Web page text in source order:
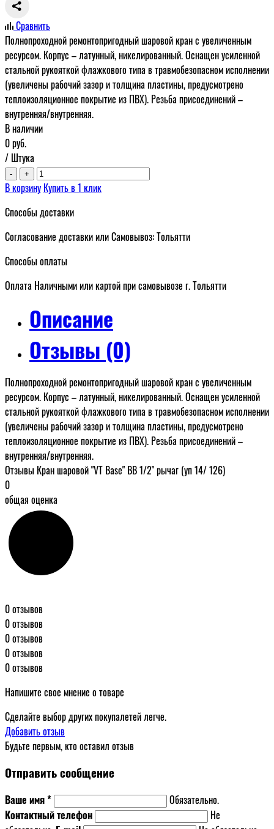
Сравнить
Полнопроходной ремонтопригодный шаровой кран с увеличенным
ресурсом. Корпус – латунный, никелированный. Оснащен усиленной
стальной рукояткой флажкового типа в травмобезопасном исполнении
(увеличены рабочий зазор и толщина пластины, предусмотрено
теплоизоляционное покрытие из ПВХ). Резьба присоединений –
внутренняя/внутренняя.
В наличии
0руб.
/ Штука
- +
В корзину Купить в 1 клик
Способы доставки
Согласование доставки или Самовывоз: Тольятти
Способы оплаты
Оплата Наличными или картой при самовывозе г. Тольятти
Описание
Отзывы (0)
Полнопроходной ремонтопригодный шаровой кран с увеличенным
ресурсом. Корпус – латунный, никелированный. Оснащен усиленной
стальной рукояткой флажкового типа в травмобезопасном исполнении
(увеличены рабочий зазор и толщина пластины, предусмотрено
теплоизоляционное покрытие из ПВХ). Резьба присоединений –
внутренняя/внутренняя.
Отзывы Кран шаровой "VT Base" ВВ 1/2" рычаг (уп 14/ 126)
0
общая оценка
0 отзывов
0 отзывов
0 отзывов
0 отзывов
0 отзывов
Напишите свое мнение о товаре
Сделайте выбор других покупалетей легче.
Добавить отзыв
Будьте первым, кто оставил отзыв
Отправить сообщение
Ваше имя *
Обязательно.
Контактный телефон
Не